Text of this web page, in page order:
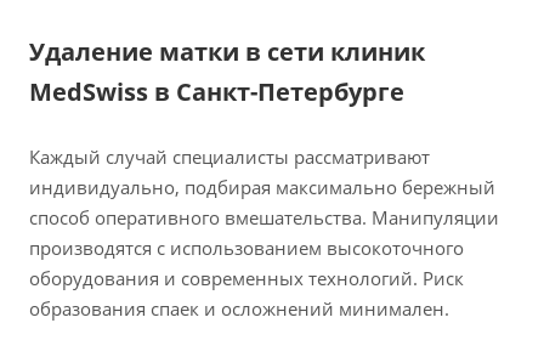
Удаление матки в сети клиник
MedSwiss в Санкт-Петербурге
Каждый случай специалисты рассматривают
индивидуально, подбирая максимально бережный
способ оперативного вмешательства. Манипуляции
производятся с использованием высокоточного
оборудования и современных технологий. Риск
образования спаек и осложнений минимален.